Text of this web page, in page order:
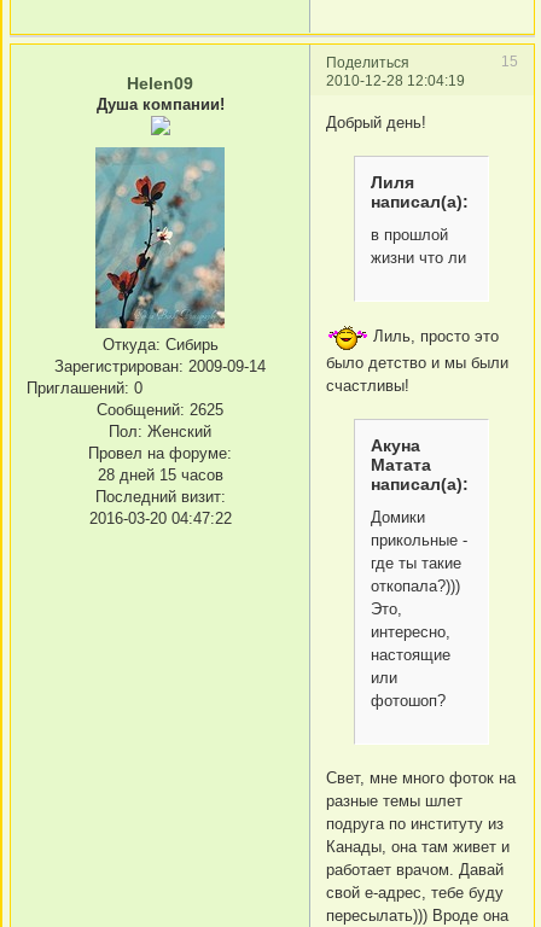
Поделиться
15
2010-12-28 12:04:19
Helen09
Душа компании!
Откуда: Сибирь
Зарегистрирован: 2009-09-14
Приглашений: 0
Сообщений: 2625
Пол: Женский
Провел на форуме:
28 дней 15 часов
Последний визит:
2016-03-20 04:47:22
Добрый день!
Лиля
написал(а):
в прошлой
жизни что ли
Лиль, просто это
было детство и мы были
счастливы!
Акуна
Матата
написал(а):
Домики
прикольные -
где ты такие
откопала?)))
Это,
интересно,
настоящие
или
фотошоп?
Свет, мне много фоток на
разные темы шлет
подруга по институту из
Канады, она там живет и
работает врачом. Давай
свой е-адрес, тебе буду
пересылать))) Вроде она